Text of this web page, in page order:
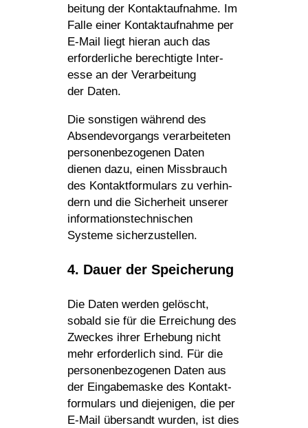
bei­tung der Kontakt­auf­nahme. Im
Falle einer Kontakt­auf­nahme per
E‑Mail liegt hieran auch das
erfor­der­liche berech­tigte Inter­
esse an der Verar­bei­tung
der Daten.
Die sons­tigen während des
Absen­de­vor­gangs verar­bei­teten
perso­nen­be­zo­genen Daten
dienen dazu, einen Miss­brauch
des Kontakt­for­mu­lars zu verhin­
dern und die Sicher­heit unserer
infor­ma­ti­ons­tech­ni­schen
Systeme sicherzustellen.
4. Dauer der Speicherung
Die Daten werden gelöscht,
sobald sie für die Errei­chung des
Zweckes ihrer Erhe­bung nicht
mehr erfor­der­lich sind. Für die
perso­nen­be­zo­genen Daten aus
der Einga­be­maske des Kontakt­
for­mu­lars und dieje­nigen, die per
E‑Mail über­sandt wurden, ist dies